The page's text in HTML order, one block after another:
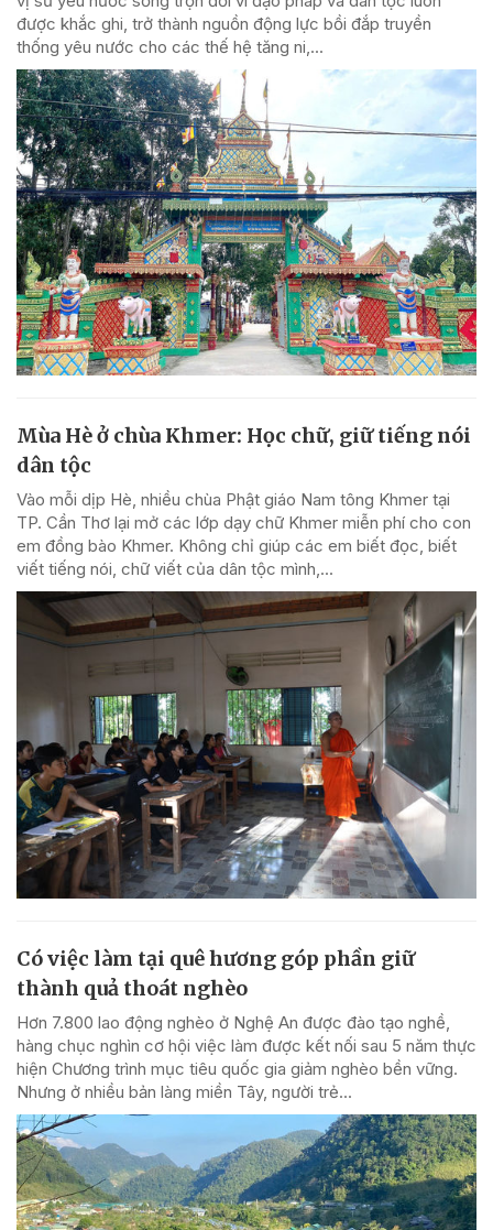
được khắc ghi, trở thành nguồn động lực bồi đắp truyền
thống yêu nước cho các thế hệ tăng ni,...
Mùa Hè ở chùa Khmer: Học chữ, giữ tiếng nói
dân tộc
Vào mỗi dịp Hè, nhiều chùa Phật giáo Nam tông Khmer tại
TP. Cần Thơ lại mở các lớp dạy chữ Khmer miễn phí cho con
em đồng bào Khmer. Không chỉ giúp các em biết đọc, biết
viết tiếng nói, chữ viết của dân tộc mình,...
Có việc làm tại quê hương góp phần giữ
thành quả thoát nghèo
Hơn 7.800 lao động nghèo ở Nghệ An được đào tạo nghề,
hàng chục nghìn cơ hội việc làm được kết nối sau 5 năm thực
hiện Chương trình mục tiêu quốc gia giảm nghèo bền vững.
Nhưng ở nhiều bản làng miền Tây, người trẻ...